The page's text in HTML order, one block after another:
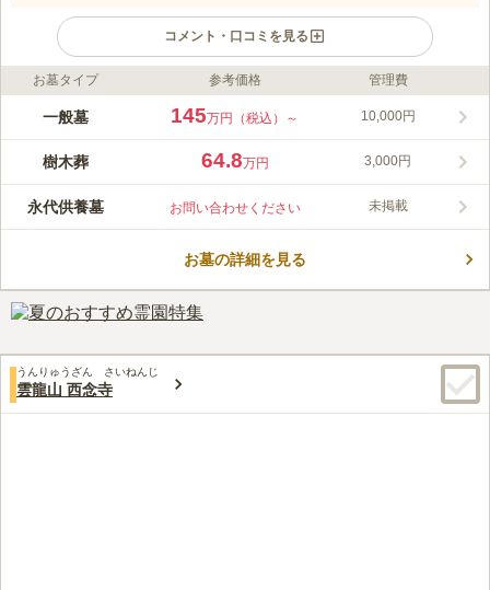
コメント・口コミを見る
ライフドット編集部のコメント
この墓苑は、仏教に限り宗旨・宗派不問であり、入檀も不要で
設計されており、高齢者にも安心です。一般墓や樹木葬では大切
なペットと共に眠ることができ、供養や法事の相談も可能です。
お墓タイプ 参考価格 管理費
一般墓 145万円（税込）～ 10,000円
樹木葬 64.8万円 3,000円
永代供養墓 お問い合わせください 未掲載
お墓の詳細を見る
うんりゅうざん さいねんじ
雲龍山 西念寺